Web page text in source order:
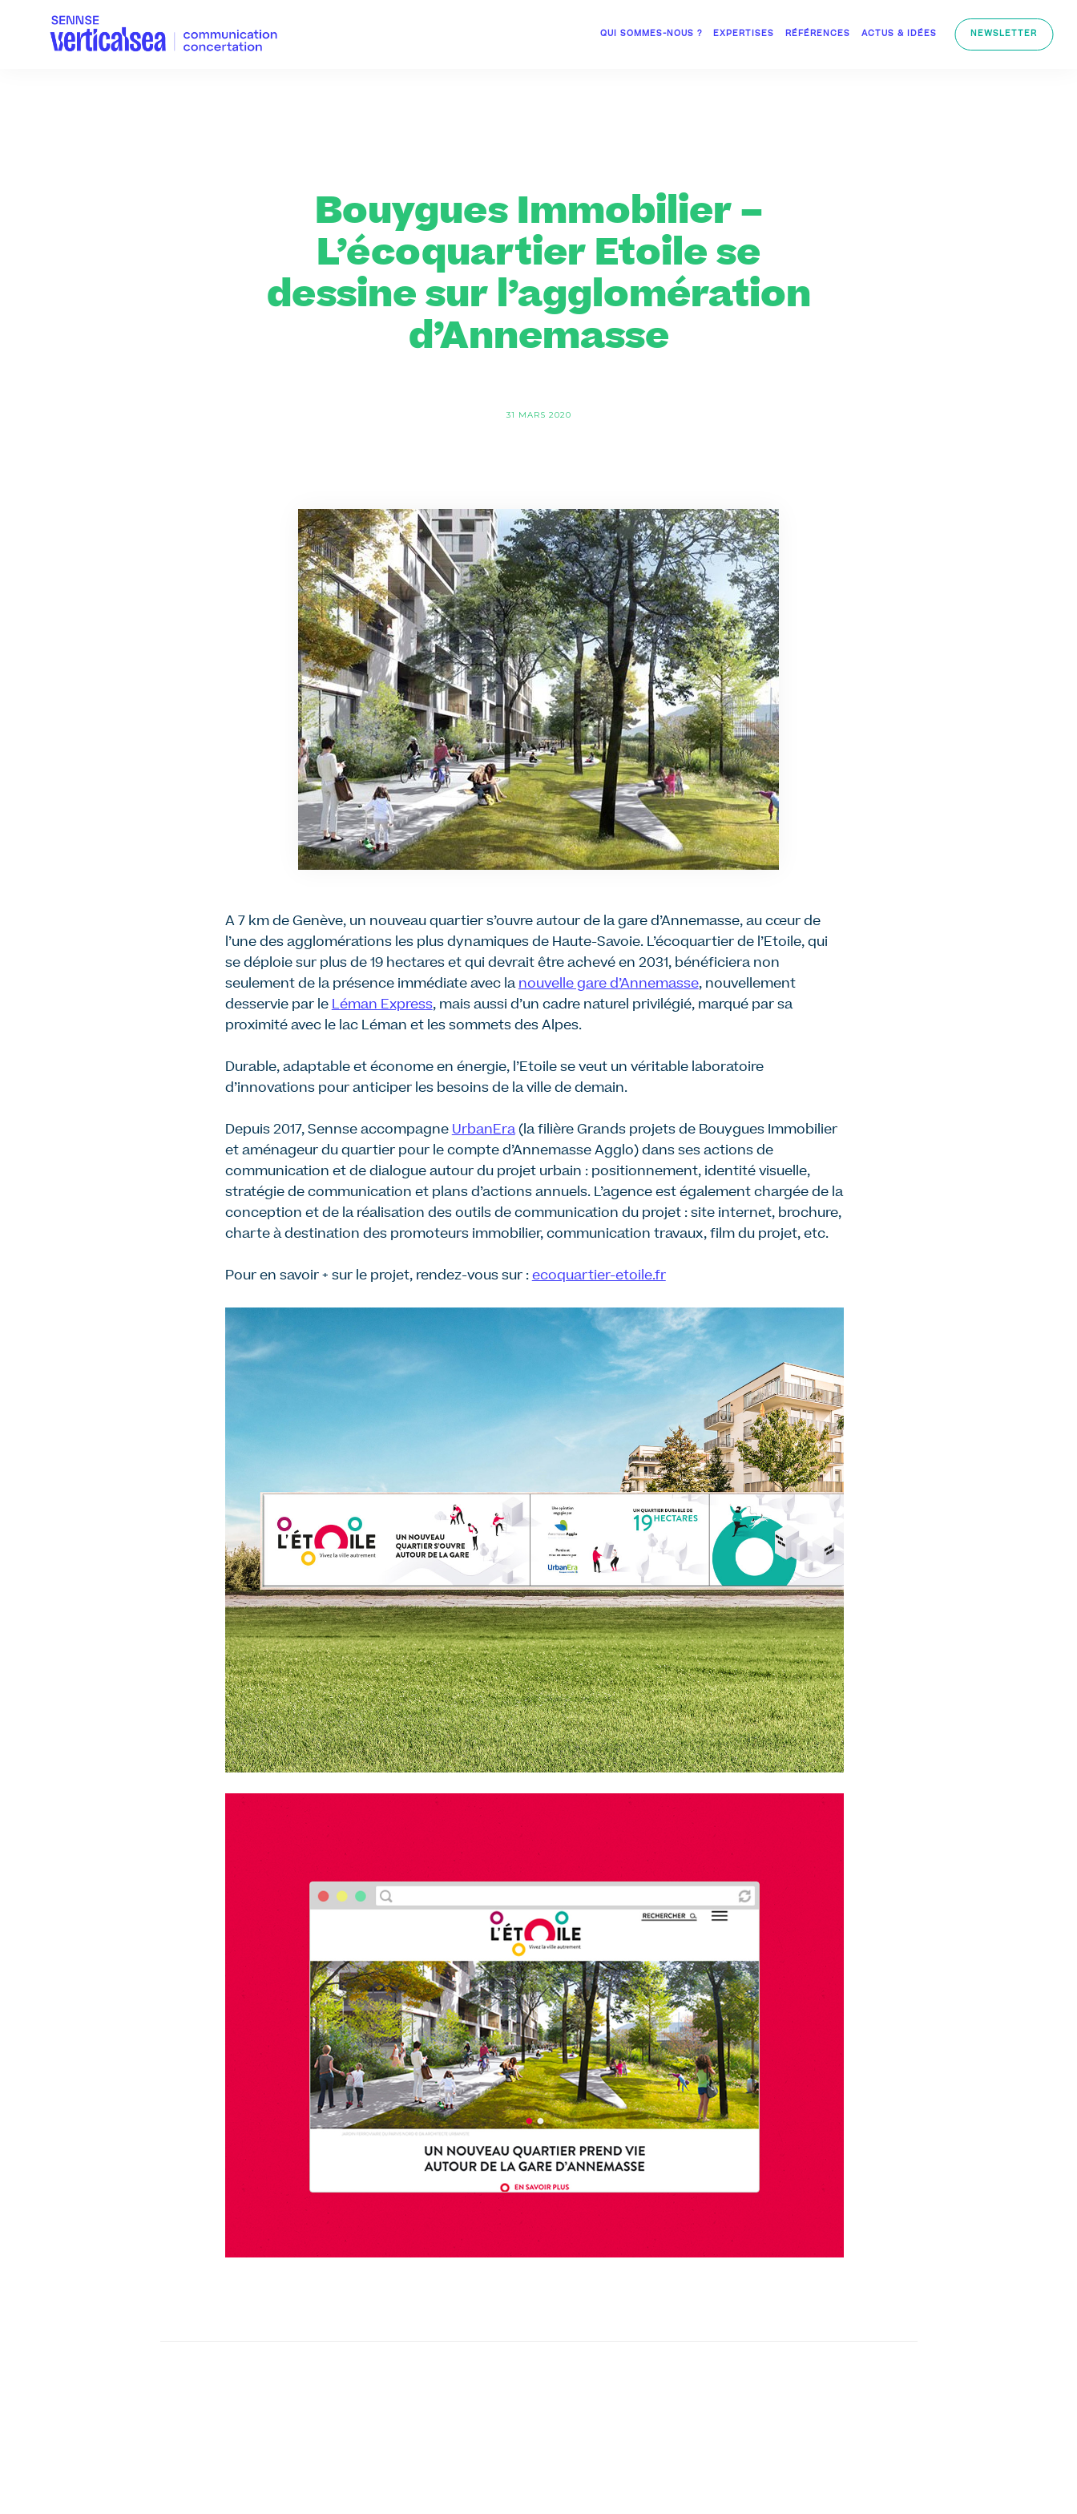
QUI SOMMES-NOUS ? EXPERTISES RÉFÉRENCES ACTUS & IDÉES NEWSLETTER
Bouygues Immobilier –
L’écoquartier Etoile se
dessine sur l’agglomération
d’Annemasse
31 MARS 2020
A 7 km de Genève, un nouveau quartier s’ouvre autour de la gare d’Annemasse, au cœur de
l’une des agglomérations les plus dynamiques de Haute-Savoie. L’écoquartier de l’Etoile, qui
se déploie sur plus de 19 hectares et qui devrait être achevé en 2031, bénéficiera non
seulement de la présence immédiate avec la nouvelle gare d’Annemasse, nouvellement
desservie par le Léman Express, mais aussi d’un cadre naturel privilégié, marqué par sa
proximité avec le lac Léman et les sommets des Alpes.
Durable, adaptable et économe en énergie, l’Etoile se veut un véritable laboratoire
d’innovations pour anticiper les besoins de la ville de demain.
Depuis 2017, Sennse accompagne UrbanEra(la filière Grands projets de Bouygues Immobilier
et aménageur du quartier pour le compte d’Annemasse Agglo) dans ses actions de
communication et de dialogue autour du projet urbain : positionnement, identité visuelle,
stratégie de communication et plans d’actions annuels. L’agence est également chargée de la
conception et de la réalisation des outils de communication du projet : site internet, brochure,
charte à destination des promoteurs immobilier, communication travaux, film du projet, etc.
Pour en savoir + sur le projet, rendez-vous sur : ecoquartier-etoile.fr